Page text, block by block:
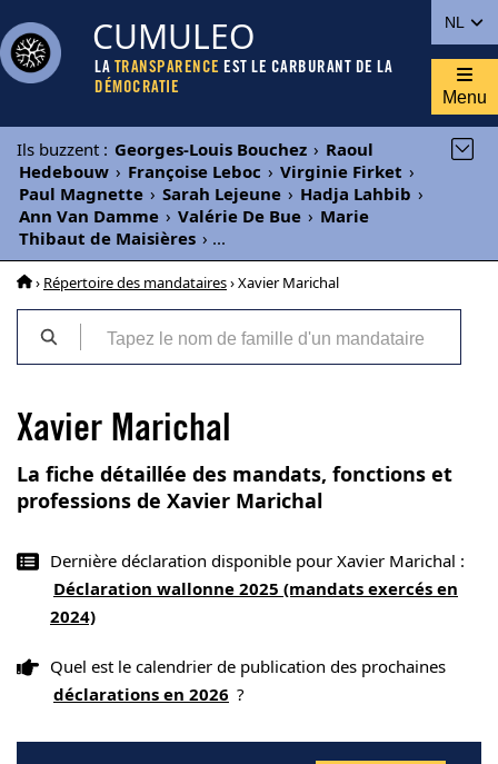
NL
CUMULEO
LA TRANSPARENCE EST LE CARBURANT DE LA
DÉMOCRATIE
Menu
Ils buzzent : Georges-Louis Bouchez › Raoul
Hedebouw › Françoise Leboc › Virginie Firket ›
Paul Magnette › Sarah Lejeune › Hadja Lahbib ›
Ann Van Damme › Valérie De Bue › Marie
Thibaut de Maisières › ...
› Répertoire des mandataires› Xavier Marichal
Xavier Marichal
La fiche détaillée des mandats, fonctions et
professions de Xavier Marichal
Dernière déclaration disponible pour Xavier Marichal :
Déclaration wallonne 2025 (mandats exercés en
2024)
Quel est le calendrier de publication des prochaines
déclarations en 2026 ?